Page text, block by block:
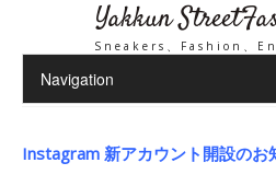
Yakkun
Sneakers、Fashion、
Instagram 新アカウント開設のお